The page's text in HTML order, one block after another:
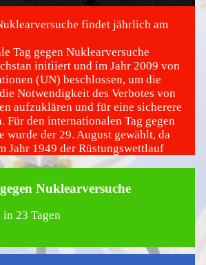
findet jährlich am
Tag gegen Nuklearversuche
initiiert und im Jahr 2009 von
(UN) beschlossen, um die
Notwendigkeit des Verbotes von
aufzuklären und für eine sicherere
Für den internationalen Tag gegen
wurde der 29. August gewählt, da
Jahr 1949 der Rüstungswettlauf
mit den Vereinigten Staaten begann
Nuklearversuche
in 23 Tagen